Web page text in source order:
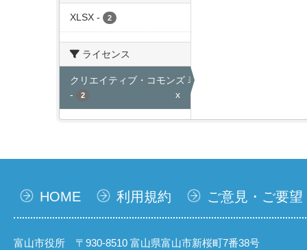
XLSX - 2
ライセンス
クリエイティブ・コモンズ 表示
-
2 x
HOME 利用規約 ご意見・ご要望
富山市役所 〒930-8510 富山県富山市新桜町7番38号